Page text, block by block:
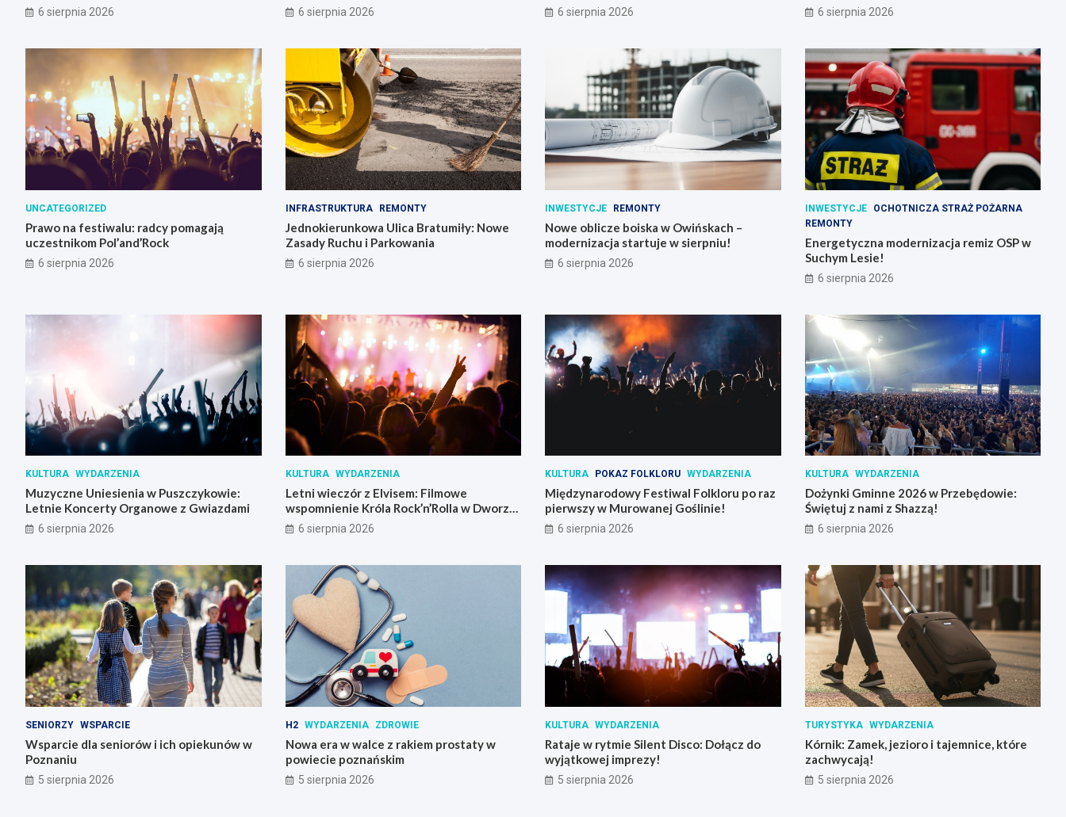
6 sierpnia 2026 6 sierpnia 2026 6 sierpnia 2026 6 sierpnia 2026
UNCATEGORIZED
Prawo na festiwalu: radcy pomagają
uczestnikom Pol’and’Rock
6 sierpnia 2026
INFRASTRUKTURA REMONTY
Jednokierunkowa Ulica Bratumiły: Nowe
Zasady Ruchu i Parkowania
6 sierpnia 2026
INWESTYCJE REMONTY
Nowe oblicze boiska w Owińskach –
modernizacja startuje w sierpniu!
6 sierpnia 2026
INWESTYCJE
OCHOTNICZA STRAŻ POŻARNA
REMONTY
Energetyczna modernizacja remiz OSP w
Suchym Lesie!
6 sierpnia 2026
KULTURA WYDARZENIA
Muzyczne Uniesienia w Puszczykowie:
Letnie Koncerty Organowe z Gwiazdami
6 sierpnia 2026
KULTURA WYDARZENIA
Letni wieczór z Elvisem: Filmowe
wspomnienie Króla Rock’n’Rolla w Dworze
Skrzynki
6 sierpnia 2026
KULTURA POKAZ FOLKLORU WYDARZENIA
Międzynarodowy Festiwal Folkloru po raz
pierwszy w Murowanej Goślinie!
6 sierpnia 2026
KULTURA WYDARZENIA
Dożynki Gminne 2026 w Przebędowie:
Świętuj z nami z Shazzą!
6 sierpnia 2026
SENIORZY WSPARCIE
Wsparcie dla seniorów i ich opiekunów w
Poznaniu
5 sierpnia 2026
H2 WYDARZENIA ZDROWIE
Nowa era w walce z rakiem prostaty w
powiecie poznańskim
5 sierpnia 2026
KULTURA WYDARZENIA
Rataje w rytmie Silent Disco: Dołącz do
wyjątkowej imprezy!
5 sierpnia 2026
TURYSTYKA WYDARZENIA
Kórnik: Zamek, jezioro i tajemnice, które
zachwycają!
5 sierpnia 2026